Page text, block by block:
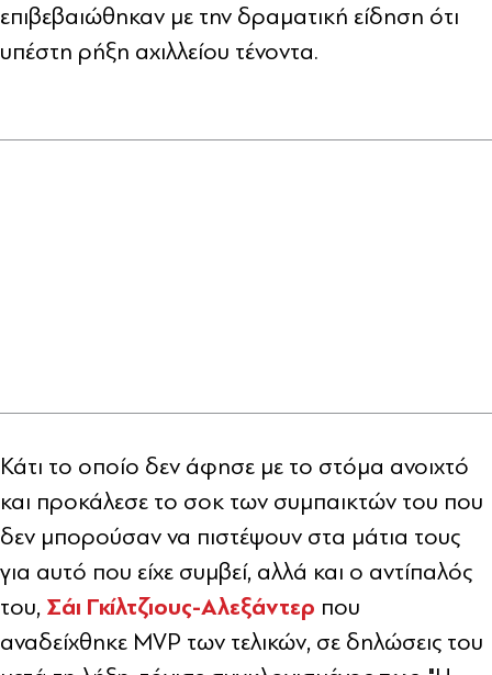
επιβεβαιώθηκαν με την δραματική είδηση ότι
υπέστη ρήξη αχιλλείου τένοντα.
Κάτι το οποίο δεν άφησε με το στόμα ανοιχτό
και προκάλεσε το σοκ των συμπαικτών του που
δεν μπορούσαν να πιστέψουν στα μάτια τους
για αυτό που είχε συμβεί, αλλά και ο αντίπαλός
του, Σάι Γκίλτζιους-Αλεξάντερ που
αναδείχθηκε MVP των τελικών, σε δηλώσεις του